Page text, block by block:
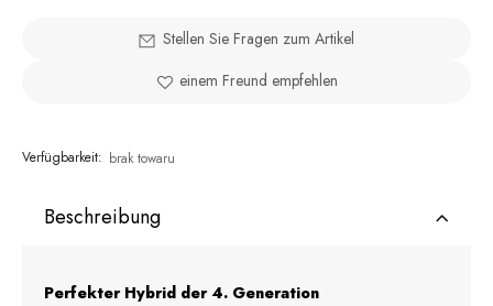
Stellen Sie Fragen zum Artikel
einem Freund empfehlen
Verfügbarkeit: brak towaru
Beschreibung
Perfekter Hybrid der 4. Generation